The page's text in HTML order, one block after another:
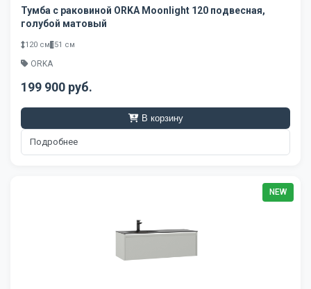
Тумба с раковиной ORKA Moonlight 120 подвесная,
голубой матовый
120 см 51 см
ORKA
199 900 руб.
В корзину
Подробнее
NEW